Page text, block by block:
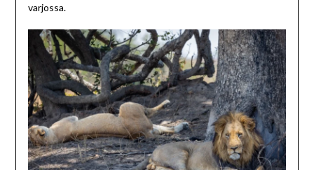
varjossa.